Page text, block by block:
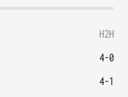
H2H
4-0
4-1